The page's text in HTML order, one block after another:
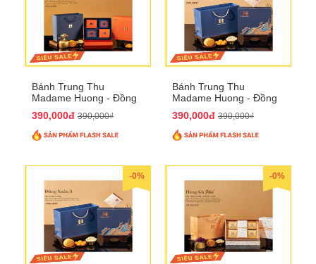
Bánh Trung Thu
Madame Huong - Đồng
390,000đ 390,000₫
Bánh Trung Thu
Madame Huong - Đồng
390,000đ 390,000₫
-0% -0%